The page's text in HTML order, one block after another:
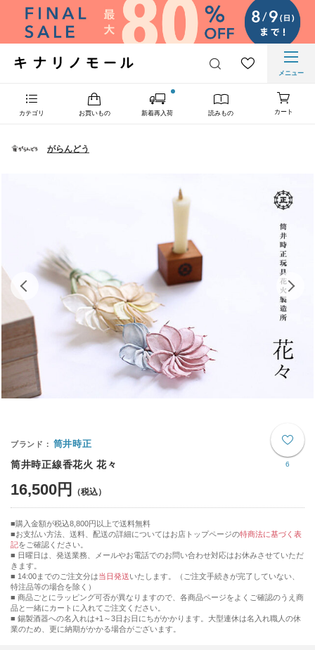
メニュー
カテゴリ お買いもの 新着再入荷 読みもの カート
がらんどう
6
筒井時正
筒井時正線香花火 花々
16,500円
購入金額が税込8,800円以上で送料無料
お支払い方法、送料、配送の詳細についてはお店トップページの特商法に基づく表
記をご確認ください。
■ 日曜日は、発送業務、メールやお電話でのお問い合わせ対応はお休みさせていただ
きます。
■ 14:00までのご注文分は当日発送いたします。（ご注文手続きが完了していない、
特注品等の場合を除く）
■ 商品ごとにラッピング可否が異なりますので、各商品ページをよくご確認のうえ商
品と一緒にカートに入れてご注文ください。
■ 錫製酒器への名入れは+1～3日お日にちがかかります。大型連休は名入れ職人の休
業のため、更に納期がかかる場合がございます。